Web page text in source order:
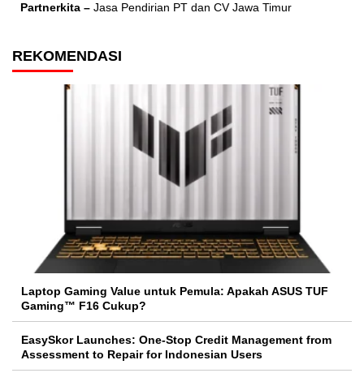
Partnerkita – Jasa Pendirian PT dan CV Jawa Timur
REKOMENDASI
Laptop Gaming Value untuk Pemula: Apakah ASUS TUF
Gaming™ F16 Cukup?
EasySkor Launches: One-Stop Credit Management from
Assessment to Repair for Indonesian Users